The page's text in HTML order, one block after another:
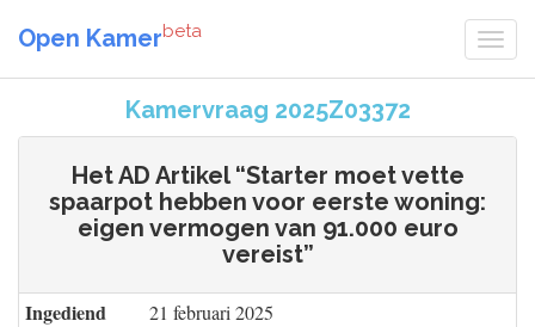
Open Kamerbeta
Kamervraag 2025Z03372
Het AD Artikel “Starter moet vette
spaarpot hebben voor eerste woning:
eigen vermogen van 91.000 euro
vereist”
Ingediend 21 februari 2025